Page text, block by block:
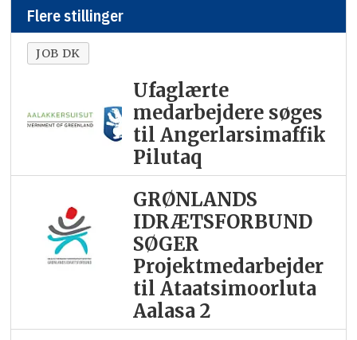
Flere stillinger
JOB DK
Ufaglærte
medarbejdere søges
til Angerlarsimaffik
Pilutaq
GRØNLANDS
IDRÆTSFORBUND
SØGER
Projektmedarbejder
til Ataatsimoorluta
Aalasa 2